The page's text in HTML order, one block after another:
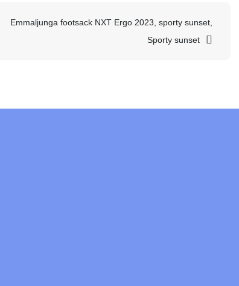
Emmaljunga footsack NXT Ergo 2023, sporty sunset,
Sporty sunset